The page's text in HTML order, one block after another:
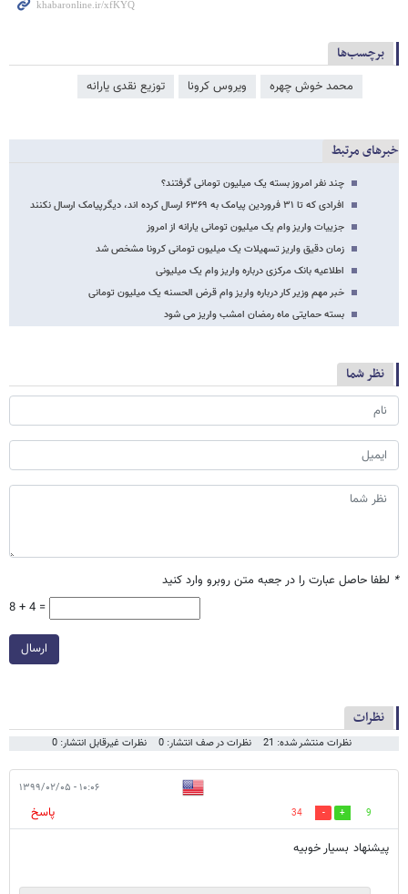
برچسب‌ها
محمد خوش چهره ویروس کرونا توزیع نقدی یارانه
خبرهای مرتبط
چند نفر امروز بسته یک میلیون تومانی گرفتند؟
افرادی که تا ۳۱ فروردین پیامک به ۶۳۶۹ ارسال کرده اند، دیگرپیامک ارسال نکنند
جزییات واریز وام یک میلیون تومانی یارانه از امروز
زمان دقیق واریز تسهیلات یک میلیون تومانی کرونا مشخص شد
اطلاعیه بانک مرکزی درباره واریز وام یک میلیونی
خبر مهم وزیر کار درباره واریز وام قرض الحسنه یک میلیون تومانی
بسته حمایتی ماه رمضان امشب واریز می شود
نظر شما
* لطفا حاصل عبارت را در جعبه متن روبرو وارد کنید
8 + 4 =
ارسال
نظرات
نظرات منتشر شده: 21 نظرات در صف انتشار: 0 نظرات غیرقابل انتشار: 0
۱۰:۰۶ - ۱۳۹۹/۰۲/۰۵
9
34
پاسخ
پیشنهاد بسیار خوبیه